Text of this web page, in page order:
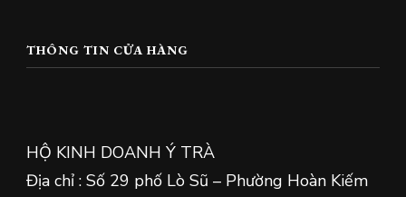
THÔNG TIN CỬA HÀNG
HỘ KINH DOANH Ý TRÀ
Địa chỉ : Số 29 phố Lò Sũ – Phường Hoàn Kiếm